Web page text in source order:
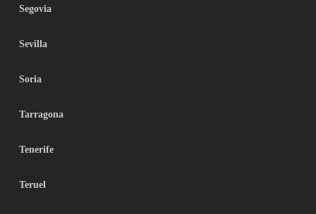
Segovia
Sevilla
Soria
Tarragona
Tenerife
Teruel